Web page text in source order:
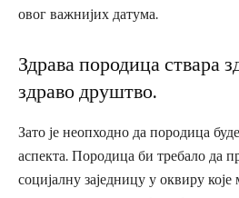
овог важнијих датума.
Здрава породица ствара
здраво друштво.
Зато је неопходно да породица
аспекта. Породица би требало да
социјалну заједницу у оквиру